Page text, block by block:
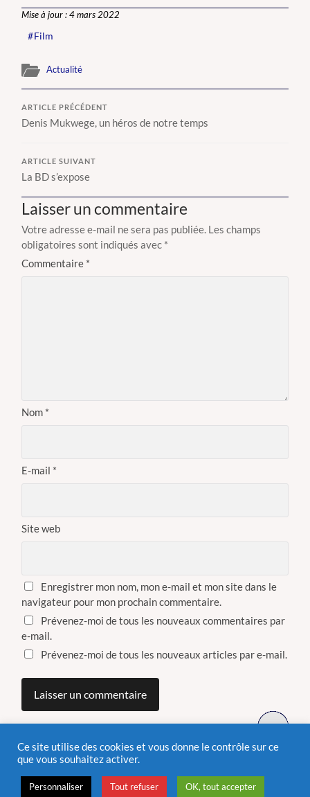
l’aviateur et la plume
Mise à jour : 4 mars 2022
Film
Actualité
ARTICLE PRÉCÉDENT
Denis Mukwege, un héros de notre temps
ARTICLE SUIVANT
La BD s’expose
Laisser un commentaire
Votre adresse e-mail ne sera pas publiée. Les champs
obligatoires sont indiqués avec *
Commentaire *
Nom *
E-mail *
Site web
Enregistrer mon nom, mon e-mail et mon site dans le
navigateur pour mon prochain commentaire.
Prévenez-moi de tous les nouveaux commentaires par
e-mail.
Prévenez-moi de tous les nouveaux articles par e-mail.
Ce site utilise des cookies et vous donne le contrôle sur ce
que vous souhaitez activer.
Personnaliser Tout refuser OK, tout accepter